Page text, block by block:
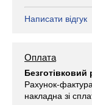
Написати відгук
Оплата
Безготівковий
Рахунок-
накладна зі